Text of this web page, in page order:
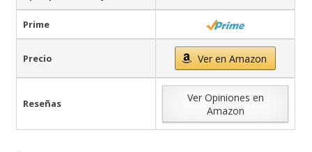
Prime
Precio Ver en Amazon
Reseñas
Ver Opiniones en
Amazon